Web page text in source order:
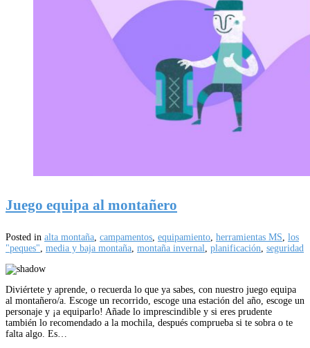
Juego equipa al montañero
Posted in alta montaña campamentos equipamiento herramientas MS los
"peques" media y baja montaña montaña invernal planificación seguridad
Diviértete y aprende, o recuerda lo que ya sabes, con nuestro juego equipa
al montañero/a. Escoge un recorrido, escoge una estación del año, escoge un
personaje y ¡a equiparlo! Añade lo imprescindible y si eres prudente
también lo recomendado a la mochila, después comprueba si te sobra o te
falta algo. Es…